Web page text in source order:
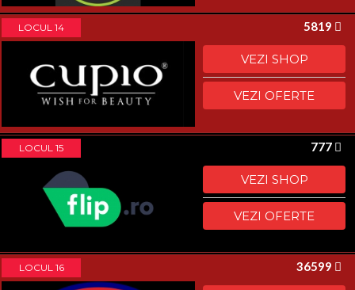
LOCUL 14 5819
VEZI SHOP
VEZI OFERTE
LOCUL 15 777
VEZI SHOP
VEZI OFERTE
LOCUL 16 36599